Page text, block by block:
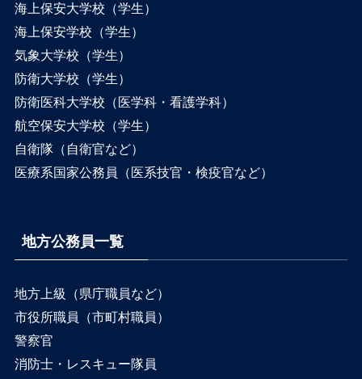
海上保安大学校（学生）
海上保安学校（学生）
気象大学校（学生）
防衛大学校（学生）
防衛医科大学校（医学科・看護学科）
航空保安大学校（学生）
自衛隊（自衛官など）
医療系国家公務員（医系技官・検疫官など）
地方公務員一覧
地方上級（県庁職員など）
市役所職員（市町村職員）
警察官
消防士・レスキュー隊員